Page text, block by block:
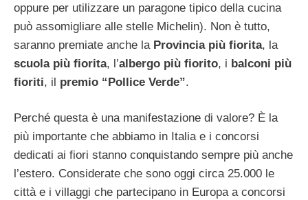
oppure per utilizzare un paragone tipico della cucina
può assomigliare alle stelle Michelin). Non è tutto,
saranno premiate anche la Provincia più fiorita, la
scuola più fiorita, l’albergo più fiorito, i balconi più
fioriti, il premio “Pollice Verde”.
Perché questa è una manifestazione di valore? È la
più importante che abbiamo in Italia e i concorsi
dedicati ai fiori stanno conquistando sempre più anche
l’estero. Considerate che sono oggi circa 25.000 le
città e i villaggi che partecipano in Europa a concorsi